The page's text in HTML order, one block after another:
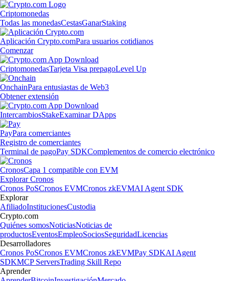
Criptomonedas
Todas las monedasCestasGanarStaking
Aplicación Crypto.comPara usuarios cotidianos
Comenzar
CriptomonedasTarjeta Visa prepagoLevel Up
OnchainPara entusiastas de Web3
Obtener extensión
IntercambiosStakeExaminar DApps
PayPara comerciantes
Registro de comerciantes
Terminal de pagoPay SDKComplementos de comercio electrónico
CronosCapa 1 compatible con EVM
Explorar Cronos
Cronos PoSCronos EVMCronos zkEVMAI Agent SDK
Explorar
AfiliadoInstitucionesCustodia
Crypto.com
Quiénes somosNoticiasNoticias de
productosEventosEmpleoSociosSeguridadLicencias
Desarrolladores
Cronos PoSCronos EVMCronos zkEVMPay SDKAI Agent
SDKMCP ServersTrading Skill Repo
Aprender